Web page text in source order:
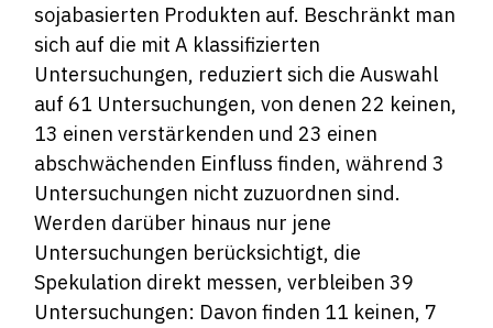
sojabasierten Produkten auf. Beschränkt man
sich auf die mit A klassifizierten
Untersuchungen, reduziert sich die Auswahl
auf 61 Untersuchungen, von denen 22 keinen,
13 einen verstärkenden und 23 einen
abschwächenden Einfluss finden, während 3
Untersuchungen nicht zuzuordnen sind.
Werden darüber hinaus nur jene
Untersuchungen berücksichtigt, die
Spekulation direkt messen, verbleiben 39
Untersuchungen: Davon finden 11 keinen, 7